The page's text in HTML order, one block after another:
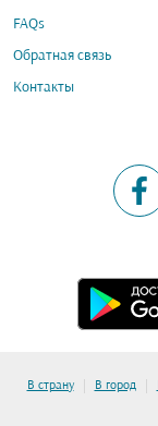
FAQs
Обратная связь
Контакты
В страну | В город |